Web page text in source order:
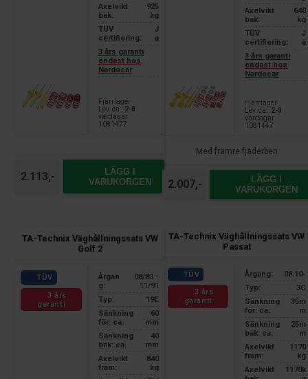
Axelvikt
bak:
925
kg
TÜV
certifiering:
J
a
3 års garanti
endast hos
Nardocar
Fjärrlager
Lev. ca.:
2-8
vardagar
1081477
2.113,-
LÄGG I
VARUKORGEN
Axelvikt
bak:
640
kg
TÜV
certifiering:
J
a
3 års garanti
endast hos
Nardocar
Fjärrlager
Lev. ca.: 2-8
vardagar
1081447
Med främre fjäderben
2.007,-
LÄGG I
VARUKORGEN
TA-Technix Väghållningssats VW
Golf 2
TÜV
3 års
garanti
Årgan
g:
08/83 -
11/91
Typ:
19E
Sänkning
för: ca.
60
mm
Sänkning
bak: ca.
40
mm
Axelvikt
fram:
840
kg
TA-Technix Väghållningssats VW
Passat
TÜV
3 års
garanti
Årgang:
08.10-
Typ:
3C
Sänkning
för: ca.
35m
m
Sänkning
bak: ca.
25m
m
Axelvikt
fram:
1170
kg
Axelvikt
1170k